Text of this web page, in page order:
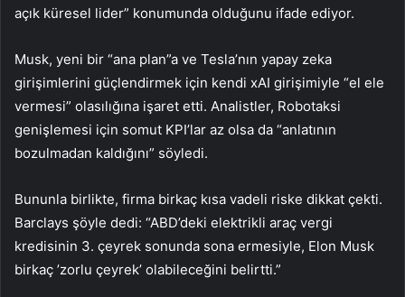
açık küresel lider” konumunda olduğunu ifade ediyor.
Musk, yeni bir “ana plan”a ve Tesla’nın yapay zeka
girişimlerini güçlendirmek için kendi xAI girişimiyle “el ele
vermesi” olasılığına işaret etti. Analistler, Robotaksi
genişlemesi için somut KPI’lar az olsa da “anlatının
bozulmadan kaldığını” söyledi.
Bununla birlikte, firma birkaç kısa vadeli riske dikkat çekti.
Barclays şöyle dedi: “ABD’deki elektrikli araç vergi
kredisinin 3. çeyrek sonunda sona ermesiyle, Elon Musk
birkaç ’zorlu çeyrek’ olabileceğini belirtti.”